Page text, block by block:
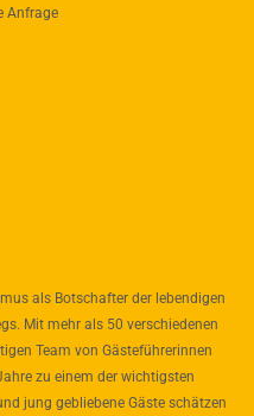
Anfrage
als Botschafter der lebendigen
Mit mehr als 50 verschiedenen
Team von Gästeführerinnen
zu einem der wichtigsten
jung gebliebene Gäste schätzen